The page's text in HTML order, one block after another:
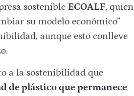
sostenible ECOALF, quien
su modelo económico”
aunque esto conlleve
a la sostenibilidad que
de plástico que permanece